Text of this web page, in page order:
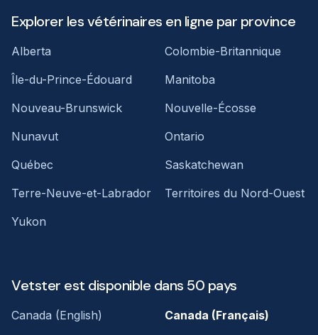
Explorer les vétérinaires en ligne par province
Alberta
Colombie-Britannique
Île-du-Prince-Édouard
Manitoba
Nouveau-Brunswick
Nouvelle-Écosse
Nunavut
Ontario
Québec
Saskatchewan
Terre-Neuve-et-Labrador
Territoires du Nord-Ouest
Yukon
Vetster est disponible dans 50 pays
Canada (English)
Canada (Français)